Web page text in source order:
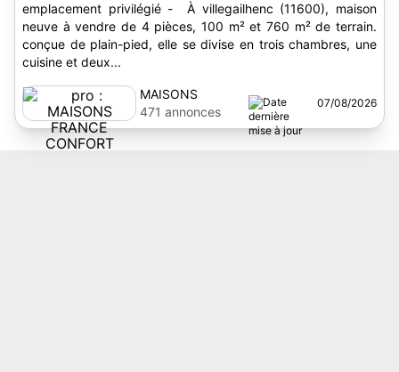
emplacement privilégié - À villegailhenc (11600), maison
neuve à vendre de 4 pièces, 100 m² et 760 m² de terrain.
conçue de plain-pied, elle se divise en trois chambres, une
cuisine et deux...
MAISONS
FRANCE
CONFORT
471 annonces
07/08/2026